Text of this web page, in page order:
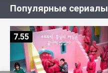
Популярные сериалы
7.55